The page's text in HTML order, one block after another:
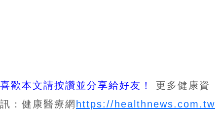
喜歡本文請按讚並分享給好友！
更多健康資
訊：健康醫療網 https://healthnews.com.tw